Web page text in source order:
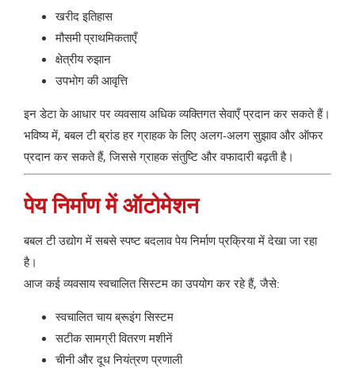
खरीद इतिहास
मौसमी प्राथमिकताएँ
क्षेत्रीय रुझान
उपभोग की आवृत्ति
इन डेटा के आधार पर व्यवसाय अधिक व्यक्तिगत सेवाएँ प्रदान कर सकते हैं।
भविष्य में, बबल टी ब्रांड हर ग्राहक के लिए अलग-अलग सुझाव और ऑफर
प्रदान कर सकते हैं, जिससे ग्राहक संतुष्टि और वफादारी बढ़ती है।
पेय निर्माण में ऑटोमेशन
बबल टी उद्योग में सबसे स्पष्ट बदलाव पेय निर्माण प्रक्रिया में देखा जा रहा
है।
आज कई व्यवसाय स्वचालित सिस्टम का उपयोग कर रहे हैं, जैसे:
स्वचालित चाय ब्रूइंग सिस्टम
सटीक सामग्री वितरण मशीनें
चीनी और दूध नियंत्रण प्रणाली